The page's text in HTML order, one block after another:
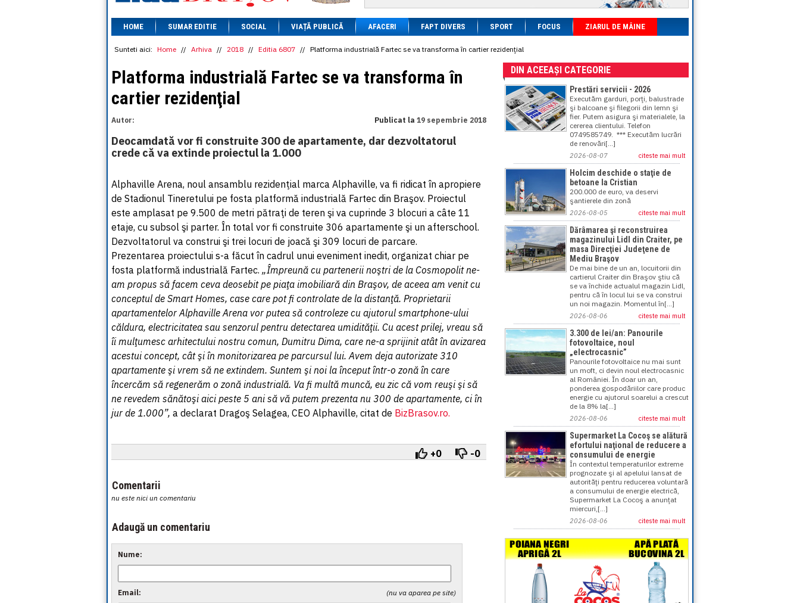
1 BGN= 2.5449 RON
1 CAD= 3.1559 RON
1 CHF= 5.2813 RON
1 CNY= 0.6015 RON
1 EGP= 0.0860 RON
= 0.3047 RON
1 MXN= 0.2227 RON
1 RSD= 0.0425 RON
1 RUB= 0.0530 RON
= 0.4526 RON
1 TRY= 0.1141 RON
1 UAH= 0.1048 RON
1 XDR= 5.9383 RON
1 ZAR
= 0.2318 RON
HOME SUMAR EDITIE SOCIAL VIAȚĂ PUBLICĂ AFACERI FAPT DIVERS SPORT FOCUS ZIARUL DE MÂINE
Sunteti aici: Home // Arhiva // 2018 // Editia 6807 // Platforma industrială Fartec se va transforma în cartier rezidenţial
Platforma industrială Fartec se va transforma în
cartier rezidenţial
Autor: Publicat la 19 sepembrie 2018
Deocamdată vor fi construite 300 de apartamente, dar dezvoltatorul
crede că va extinde proiectul la 1.000
Alphaville Arena, noul ansamblu rezidenţial marca Alphaville, va fi ridicat în apropiere
de Stadionul Tineretului pe fosta platformă industrială Fartec din Braşov. Proiectul
este amplasat pe 9.500 de metri pătraţi de teren şi va cuprinde 3 blocuri a câte 11
etaje, cu subsol şi parter. În total vor fi construite 306 apartamente şi un afterschool.
Dezvoltatorul va construi şi trei locuri de joacă şi 309 locuri de parcare.
Prezentarea proiectului s-a făcut în cadrul unui eveniment inedit, organizat chiar pe
fosta platformă industrială Fartec. „Împreună cu partenerii noştri de la Cosmopolit ne-
am propus să facem ceva deosebit pe piaţa imobiliară din Braşov, de aceea am venit cu
conceptul de Smart Homes, case care pot fi controlate de la distanţă. Proprietarii
apartamentelor Alphaville Arena vor putea să controleze cu ajutorul smartphone-ului
căldura, electricitatea sau senzorul pentru detectarea umidităţii. Cu acest prilej, vreau să
îi mulţumesc arhitectului nostru comun, Dumitru Dima, care ne-a sprijinit atât în avizarea
acestui concept, cât şi în monitorizarea pe parcursul lui. Avem deja autorizate 310
apartamente şi vrem să ne extindem. Suntem şi noi la început într-o zonă în care
încercăm să regenerăm o zonă industrială. Va fi multă muncă, eu zic că vom reuşi şi să
ne revedem sănătoşi aici peste 5 ani să vă putem prezenta nu 300 de apartamente, ci în
jur de 1.000”, a declarat Dragoş Selagea, CEO Alphaville, citat de BizBrasov.ro.
+0 -0
Comentarii
nu este nici un comentariu
Adaugă un comentariu
Nume:
(nu va aparea pe site)
Email:
DIN ACEEAȘI CATEGORIE
Prestări servicii - 2026
Executăm garduri, porţi, balustrade
şi balcoane şi filegorii din lemn şi
fier. Putem asigura şi materialele, la
cererea clientului. Telefon
0749585749. *** Executăm lucrări
de renovări[...]
2026-08-07 citeste mai mult
Holcim deschide o staţie de
betoane la Cristian
200.000 de euro, va deservi
şantierele din zonă
2026-08-05 citeste mai mult
Dărâmarea şi reconstruirea
magazinului Lidl din Craiter, pe
masa Direcţiei Judeţene de
Mediu Braşov
De mai bine de un an, locuitorii din
cartierul Craiter din Braşov ştiu că
se va închide actualul magazin Lidl,
pentru că în locul lui se va construi
un noi magazin. Momentul în[...]
2026-08-06 citeste mai mult
3.300 de lei/an: Panourile
fotovoltaice, noul
„electrocasnic”
Panourile fotovoltaice nu mai sunt
un moft, ci devin noul electrocasnic
al României. În doar un an,
ponderea gospodăriilor care produc
energie cu ajutorul soarelui a crescut
de la 8% la[...]
2026-08-06 citeste mai mult
Supermarket La Cocoş se alătură
efortului naţional de reducere a
consumului de energie
În contextul temperaturilor extreme
prognozate şi al apelului lansat de
autorităţi pentru reducerea voluntară
a consumului de energie electrică,
Supermarket La Cocoş a anunţat
miercuri,[...]
2026-08-06 citeste mai mult